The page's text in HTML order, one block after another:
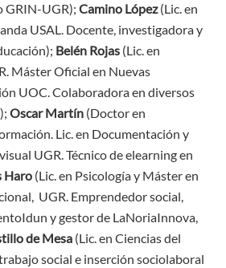
GRIN-UGR);Camino López(Lic. en
USAL. Docente, investigadora y
Belén Rojas (Lic. en
Máster Oficial en Nuevas
UOC. Colaboradora en diversos
Oscar Martín (Doctor en
Lic. en Documentación y
UGR. Técnico de elearning en
Haro (Lic. en Psicología y Máster en
UGR. Emprendedor social,
y gestor de LaNoriaInnova,
de Mesa (Lic. en Ciencias del
social e inserción sociolaboral